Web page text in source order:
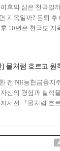
후의 삶은 천국일
지옥일까? 은퇴 후
10년은 천국도 지
계를 가이드해 온
스자산운용의 고
은퇴연옥』을 내
는 지옥을 '모든 희
문은 새로운 시각을
전 NH농협금융지
신의 경험과 철학
서전 『물처럼 흐
출신으로 한국 금
곡점마다 중요한
고 금융 경영인으로